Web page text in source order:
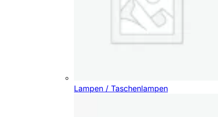
Lampen / Taschenlampen